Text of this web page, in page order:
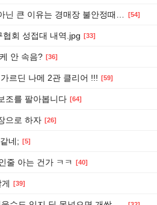
큰 이유는 경매장 불안정때문일듯 [54]
협회 성접대 내역.jpg [33]
안 속음? [36]
르딘 나메 2관 클리어 !!! [59]
조를 팔아봅니다 [64]
으로 하자 [26]
네; [5]
줄 아는 건가 ㅋㅋ [40]
[39]